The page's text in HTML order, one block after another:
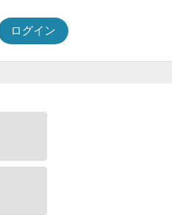
ログイン